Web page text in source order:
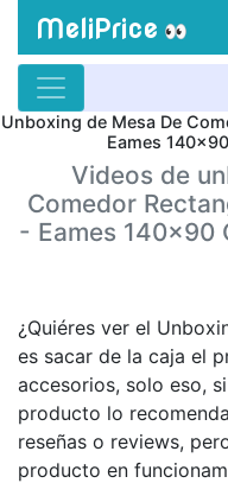
MeliPrice 👀
Unboxing de Mesa De
Eames
Videos de
Comedor
- Eames 140x90
¿Quiéres ver el
es sacar de la caja el
accesorios, solo eso,
producto lo
reseñas o reviews,
producto en